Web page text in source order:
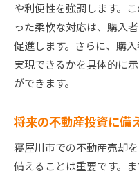
や利便性を強調します。
った柔軟な対応は、購入
促進します。さらに、購
実現できるかを具体的に
ができます。
将来の不動産投資に備
寝屋川市での不動産売却
備えることは重要です。